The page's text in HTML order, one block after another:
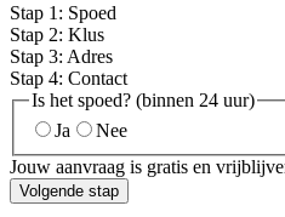
Stap 1 : Spoed
Stap 2: Klus
Stap 3: Adres
Stap 4: Contact
Is het spoed? (binnen 24 uur)
Ja
Nee
Jouw aanvraag is gratis en
Volgende stap